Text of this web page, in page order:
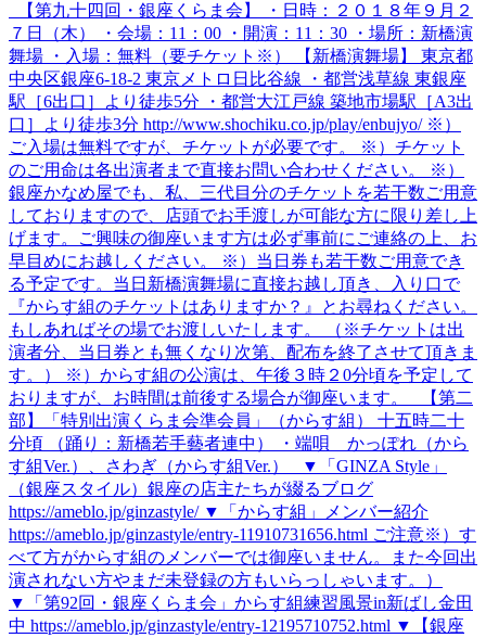
【第九十四回・銀座くらま会】 ・日時：２０１８年９月２
７日（木） ・会場：11：00 ・開演：11：30 ・場所：新橋演
舞場 ・入場：無料（要チケット※） 【新橋演舞場】 東京都
中央区銀座6-18-2 東京メトロ日比谷線 ・都営浅草線 東銀座
駅［6出口］より徒歩5分 ・都営大江戸線 築地市場駅［A3出
口］より徒歩3分 http://www.shochiku.co.jp/play/enbujyo/ ※）
ご入場は無料ですが、チケットが必要です。 ※）チケット
のご用命は各出演者まで直接お問い合わせください。 ※）
銀座かなめ屋でも、私、三代目分のチケットを若干数ご用意
しておりますので、店頭でお手渡しが可能な方に限り差し上
げます。ご興味の御座います方は必ず事前にご連絡の上、お
早目めにお越しください。 ※）当日券も若干数ご用意でき
る予定です。当日新橋演舞場に直接お越し頂き、入り口で
『からす組のチケットはありますか？』とお尋ねください。
もしあればその場でお渡しいたします。 （※チケットは出
演者分、当日券とも無くなり次第、配布を終了させて頂きま
す。） ※）からす組の公演は、午後３時２0分頃を予定して
おりますが、お時間は前後する場合が御座います。 【第二
部】「特別出演くらま会準会員」（からす組） 十五時二十
分頃 （踊り：新橋若手藝者連中） ・端唄 かっぽれ（から
す組Ver.）、さわぎ（からす組Ver.） ▼「GINZA Style」
（銀座スタイル）銀座の店主たちが綴るブログ
https://ameblo.jp/ginzastyle/ ▼「からす組」メンバー紹介
https://ameblo.jp/ginzastyle/entry-11910731656.html ご注意※）す
べて方がからす組のメンバーでは御座いません。また今回出
演されない方やまだ未登録の方もいらっしゃいます。）
▼「第92回・銀座くらま会」からす組練習風景in新ばし金田
中 https://ameblo.jp/ginzastyle/entry-12195710752.html ▼【銀座